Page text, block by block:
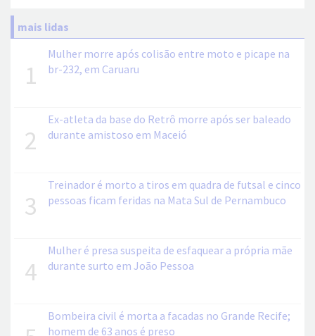
mais lidas
1
Mulher morre após colisão entre moto e picape na
br-232, em Caruaru
2
Ex-atleta da base do Retrô morre após ser baleado
durante amistoso em Maceió
3
Treinador é morto a tiros em quadra de futsal e cinco
pessoas ficam feridas na Mata Sul de Pernambuco
4
Mulher é presa suspeita de esfaquear a própria mãe
durante surto em João Pessoa
Bombeira civil é morta a facadas no Grande Recife;
homem de 63 anos é preso